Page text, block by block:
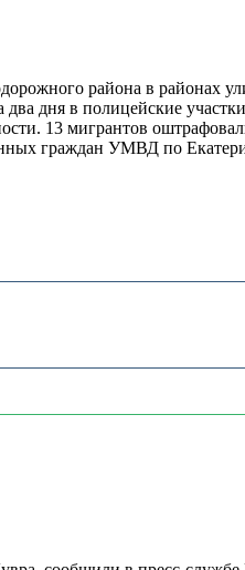
района в районах
дня в полицейские
13 мигрантов
граждан УМВД по